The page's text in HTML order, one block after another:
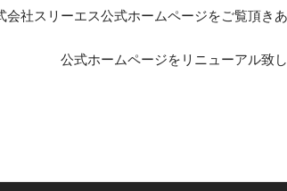
会社スリーエス公式ホームページをご覧頂き
公式ホームページをリニューアル致